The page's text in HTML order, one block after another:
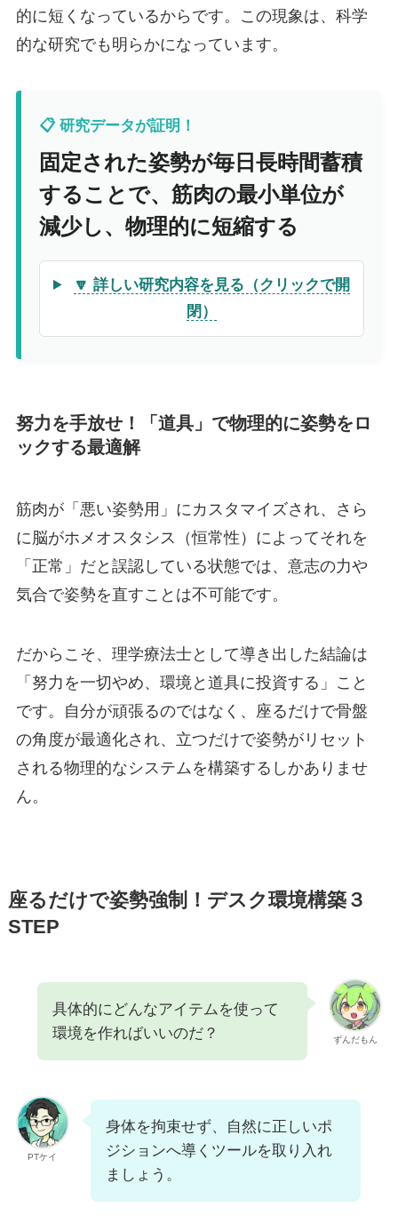
的に短くなっているからです。この現象は、科学
的な研究でも明らかになっています。
📋 研究データが証明！
固定された姿勢が毎日長時間蓄積
することで、筋肉の最小単位が
減少し、物理的に短縮する
🔽 詳しい研究内容を見る（クリックで開
閉）
努力を手放せ！「道具」で物理的に姿勢をロ
ックする最適解
筋肉が「悪い姿勢用」にカスタマイズされ、さら
に脳がホメオスタシス（恒常性）によってそれを
「正常」だと誤認している状態では、意志の力や
気合で姿勢を直すことは不可能です。
だからこそ、理学療法士として導き出した結論は
「努力を一切やめ、環境と道具に投資する」こと
です。自分が頑張るのではなく、座るだけで骨盤
の角度が最適化され、立つだけで姿勢がリセット
される物理的なシステムを構築するしかありませ
ん。
座るだけで姿勢強制！デスク環境構築３
STEP
ずんだもん
具体的にどんなアイテムを使って
環境を作ればいいのだ？
PTケイ
身体を拘束せず、自然に正しいポ
ジションへ導くツールを取り入れ
ましょう。